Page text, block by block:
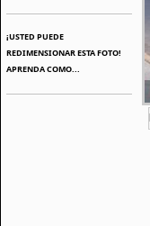
¡USTED PUEDE
REDIMENSIONAR ESTA FOTO!
APRENDA COMO...